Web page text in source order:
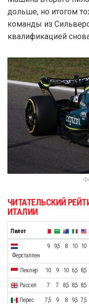
дольше, но итогом
команды из
квалификацией
ЧИТАТЕЛЬСКИЙ
ИТАЛИИ
Пилот
Ферстаппен
9 9,5 8 10 10
Леклер 10 9 10 6,5 8,5
Рассел 7 7 8,5 8,5 8,5
Перес 7,5 9 8 9,5 7,5